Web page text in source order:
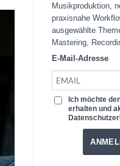
Musikproduktion,
praxisnahe
ausgewählte
Mastering,
E-Mail-Adresse
Ich möchte
erhalten und